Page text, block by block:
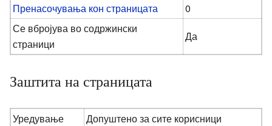
Пренасочувања кон страницата
0
Се вбројува во содржински
страници
Да
Заштита на страницата
Уредување
Допуштено за сите корисници